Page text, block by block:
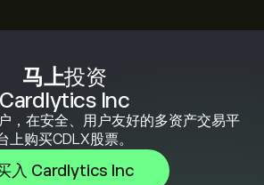
马上投资
Cardlytics Inc
，在安全、用户友好的多资产交易平
上购买CDLX股票。
入 Cardlytics Inc